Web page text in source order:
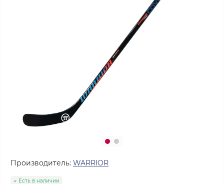
Производитель: WARRIOR
Есть в наличии